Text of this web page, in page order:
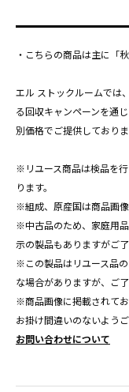
・こちらの商品は主に「
エル ストックルームでは
る回収キャンペーンを通
別価格でご提供しておりま
※リユース商品は検品を
ります。
※組成、原産国は商品画像
※中古品のため、家庭用
示の製品もありますがご
※この製品はリユース品
な場合がありますが、ご了
※商品画像に掲載されてお
お掛け間違いのないようご
お問い合わせについて